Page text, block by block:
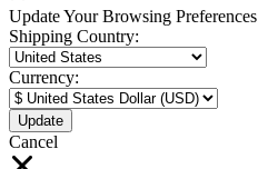
Update Your Browsing Preferences
Shipping Country:
Currency:
Cancel